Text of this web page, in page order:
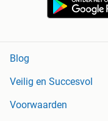
Blog
Veilig en Succesvol
Voorwaarden